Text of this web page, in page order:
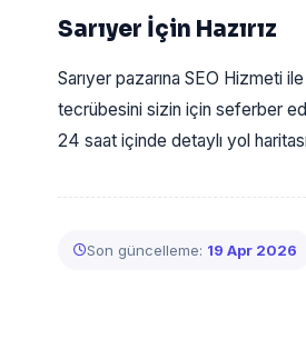
Sarıyer İçin Hazırız
Sarıyer pazarına SEO Hizmeti
tecrübesini sizin için seferber
24 saat içinde detaylı yol
Son güncelleme: 19 Apr 2026